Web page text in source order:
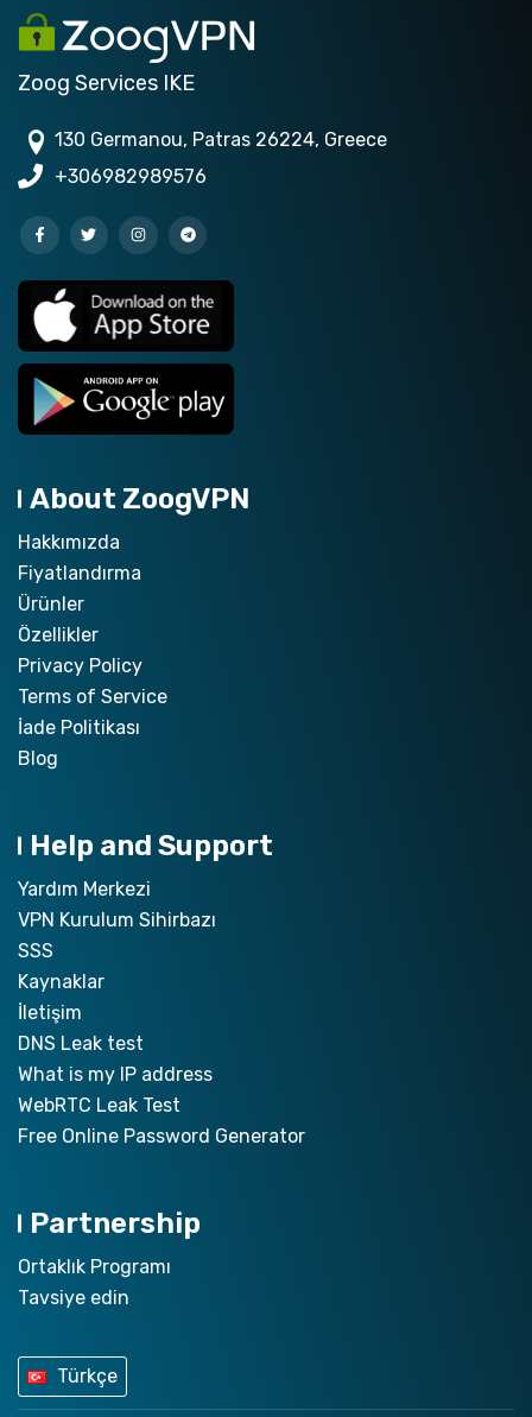
Zoog Services IKE
130 Germanou, Patras 26224, Greece
+306982989576
About ZoogVPN
Hakkımızda
Fiyatlandırma
Ürünler
Özellikler
Privacy Policy
Terms of Service
İade Politikası
Blog
Help and Support
Yardım Merkezi
VPN Kurulum Sihirbazı
SSS
Kaynaklar
İletişim
DNS Leak test
What is my IP address
WebRTC Leak Test
Free Online Password Generator
Partnership
Ortaklık Programı
Tavsiye edin
Türkçe